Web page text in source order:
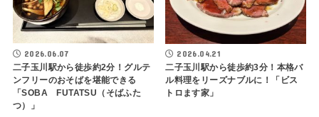
2026.06.07
二子玉川駅から徒歩約2分！グルテ
ンフリーのおそばを堪能できる
「SOBA FUTATSU（そばふた
つ）」
2026.04.21
二子玉川駅から徒歩約3分！本格バ
ル料理をリーズナブルに！「ビス
トロます家」